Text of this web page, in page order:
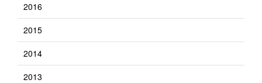
2016
2015
2014
2013